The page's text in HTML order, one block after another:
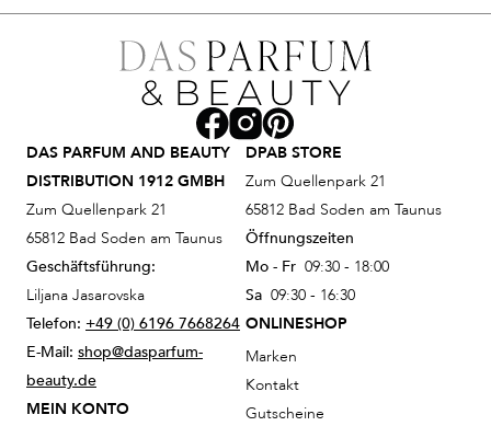
DAS PARFUM AND BEAUTY
DISTRIBUTION 1912 GMBH
Zum Quellenpark 21
65812 Bad Soden am Taunus
Geschäftsführung:
Liljana Jasarovska
Telefon: +49 (0) 6196 7668264
E-Mail: shop@dasparfum-
beauty.de
MEIN KONTO
DPAB STORE
Zum Quellenpark 21
65812 Bad Soden am Taunus
Öffnungszeiten
Mo - Fr 09:30 - 18:00
Sa 09:30 - 16:30
ONLINESHOP
Marken
Kontakt
Gutscheine